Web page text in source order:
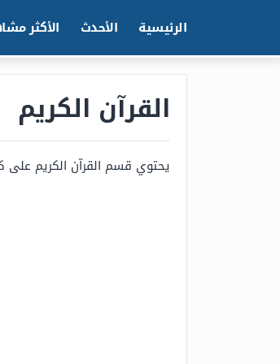
الرئيسية الأحدث الأكثر
القرآن الكريم
يحتوي قسم القرآن الكريم على